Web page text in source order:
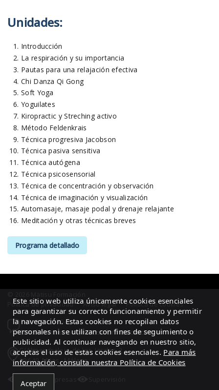
Unidades:
Introducción
La respiración y su importancia
Pautas para una relajación efectiva
Chi Danza Qi Gong
Soft Yoga
Yoguilates
Kiropractic y Streching activo
Método Feldenkrais
Técnica progresiva Jacobson
Técnica pasiva sensitiva
Técnica autógena
Técnica psicosensorial
Técnica de concentración y observación
Técnica de imaginación y visualización
Automasaje, masaje podal y drenaje relajante
Meditación y otras técnicas breves
Programa detallado
Política de privacidad · Aviso legal · Política de cookies
Tel.: 951207040
Email: formacion@matisuformacion.com
C/Almendralejo de los Jarales 2
29649 Mijas, Málaga
Área de empresas
Este sitio web utiliza únicamente cookies esenciales
para garantizar su correcto funcionamiento y permitir
la navegación. Estas cookies no recopilan datos
personales ni se utilizan con fines de seguimiento o
publicidad. Al continuar navegando en nuestro sitio,
aceptas el uso de estas cookies esenciales. Para más
información, consulta nuestra Política de Cookies
Aceptar